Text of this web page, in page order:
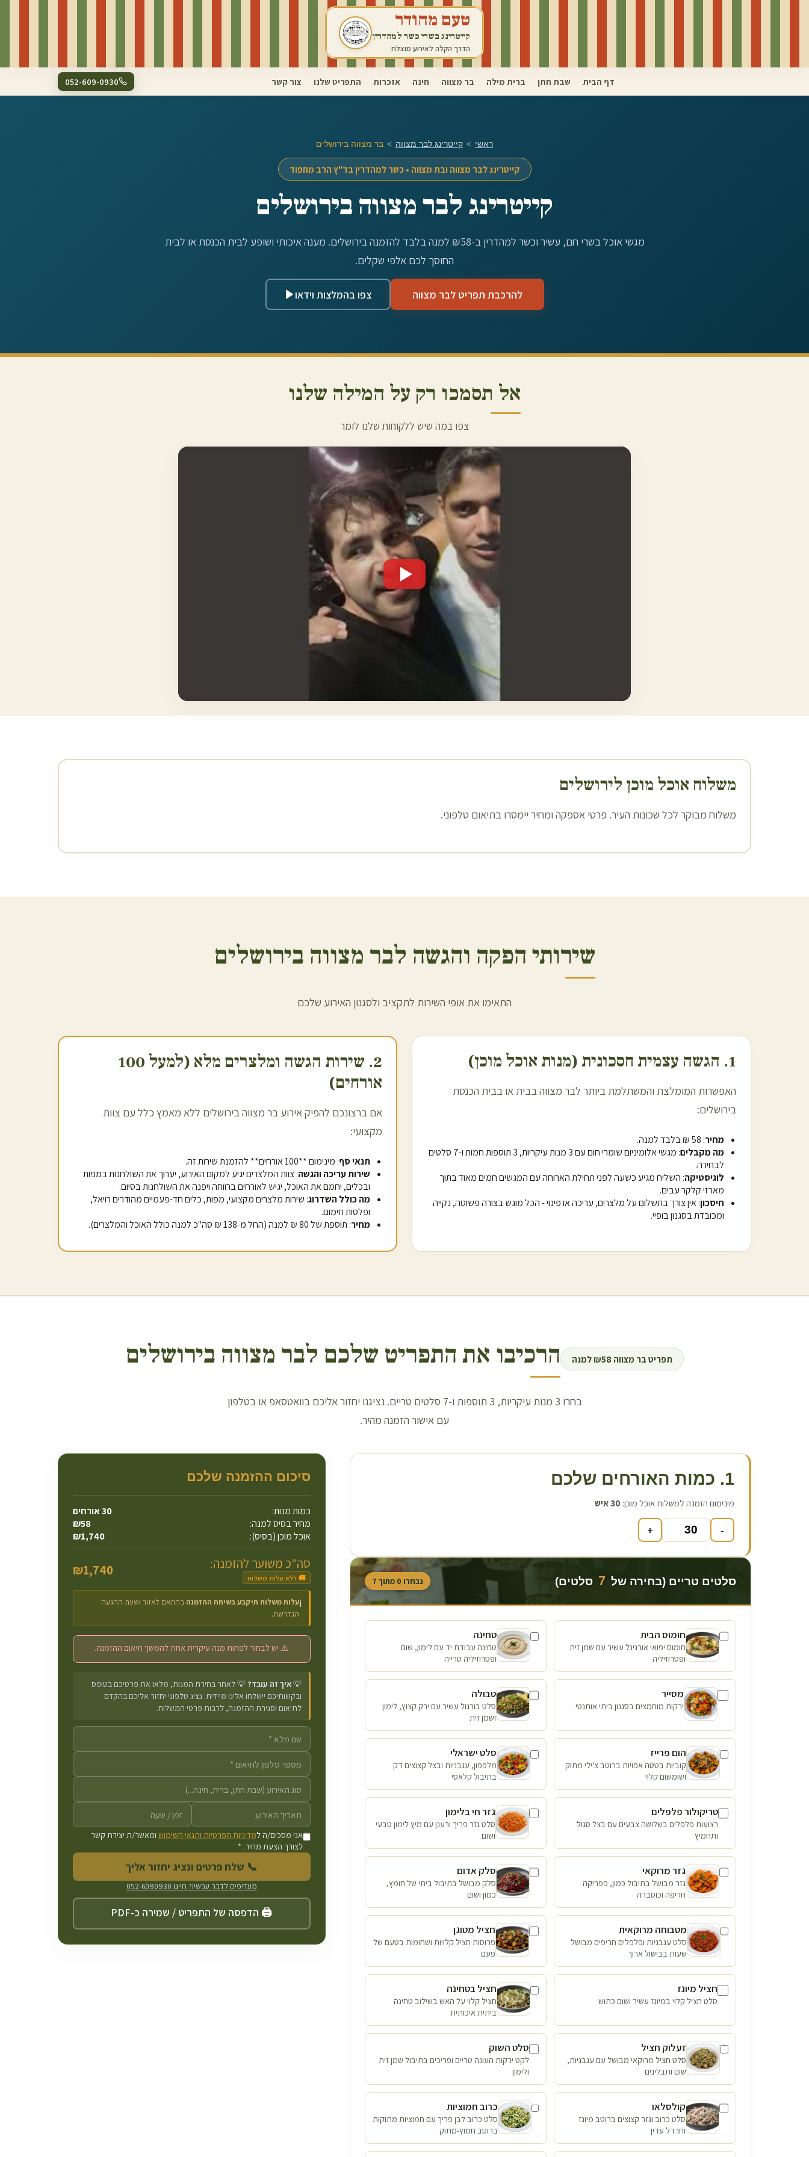
טעם מהודר
קייטרינג בשרי כשר למהדרין
הדרך הקלה לאירוע מוצלח
דף הבית שבת חתן ברית מילה בר מצווה חינה אזכרות התפריט שלנו צור קשר 052-609-0930
ראשי > קייטרינג לבר מצווה > בר מצווה בירושלים
קייטרינג לבר מצווה ובת מצווה • כשר למהדרין בד"ץ הרב מחפוד
קייטרינג לבר מצווה בירושלים
מגשי אוכל בשרי חם, עשיר וכשר למהדרין ב-₪58 למנה בלבד להזמנה ב ירושלים. מענה איכותי ושופע לבית הכנסת או לבית
החוסך לכם אלפי שקלים.
להרכבת תפריט לבר מצווה צפו בהמלצות וידאו
אל תסמכו רק על המילה שלנו
צפו במה שיש ללקוחות שלנו לומר
משלוח אוכל מוכן לירושלים
משלוח מבוקר לכל שכונות העיר. פרטי אספקה ומחיר יימסרו בתיאום טלפוני.
שירותי הפקה והגשה לבר מצווה בירושלים
התאימו את אופי השירות לתקציב ולסגנון האירוע שלכם
1. הגשה עצמית חסכונית (מנות אוכל מוכן)
האפשרות המומלצת והמשתלמת ביותר לבר מצווה בבית או בבית הכנסת
בירושלים:
מחיר: 58 ₪ בלבד למנה.
מה מקבלים
: מגשי אלומיניום שומרי חום עם 3 מנות עיקריות, 3 תוספות חמות ו-7 סלטים
לבחירה.
לוגיסטיקה: השליח מגיע כשעה לפני תחילת הארוחה עם המגשים חמים מאוד בתוך
מארזי קלקר עבים.
חיסכון: אין צורך בתשלום על מלצרים, עריכה או פינוי - הכל מוגש בצורה פשוטה, נקייה
ומכובדת בסגנון בופיי.
2. שירות הגשה ומלצרים מלא (למעל 100
אורחים)
אם ברצונכם להפיק אירוע בר מצווה בירושלים ללא מאמץ כלל עם צוות
מקצועי:
תנאי סף: מינימום **100 אורחים** להזמנת שירות זה.
שירות עריכה והגשה: צוות המלצרים יגיע למקום האירוע, יערוך את השולחנות במפות
ובכלים, יחמם את האוכל, יגיש לאורחים ברווחה ויפנה את השולחנות בסיום.
מה כולל השדרוג: שירות מלצרים מקצועי, מפות, כלים חד-פעמיים מהודרים רויאל,
ופלטות חימום.
מחיר: תוספת של 80 ₪ למנה (החל מ-138 ₪ סה"כ למנה כולל האוכל והמלצרים).
תפריט בר מצווה ₪58 למנה הרכיבו את התפריט שלכם לבר מצווה בירושלים
בחרו 3 מנות עיקריות, 3 תוספות ו-7 סלטים טריים. נציגנו יחזור אליכם בוואטסאפ או בטלפון
עם אישור הזמנה מהיר.
1. כמות האורחים שלכם
מינימום הזמנה למשלוח אוכל מוכן: 30איש
-
+
סלטים טריים (בחירה של 7 סלטים) נבחרו 0 מתוך 7
חומוס הבית
חומוס יפואי אורגינל עשיר עם שמן זית
ופטרוזיליה
טחינה
טחינה עבודת יד עם לימון, שום
ופטרוזיליה טרייה
מסייר
ירקות מוחמצים בסגנון ביתי אותנטי
טבולה
סלט בורגול עשיר עם ירק קצוץ, לימון
ושמן זית
הום פרייז
קוביות בטטה אפויות ברוטב צ'ילי מתוק
ושומשום קלוי
סלט ישראלי
מלפפון, עגבניות ובצל קצוצים דק
בתיבול קלאסי
טריקולור פלפלים
רצועות פלפלים בשלושה צבעים עם בצל סגול
ותחמיץ
גזר חי בלימון
סלט גזר פריך ורענן עם מיץ לימון טבעי
ושום
גזר מרוקאי
גזר מבושל בתיבול כמון, פפריקה
חריפה וכוסברה
סלק אדום
סלק מבושל בתיבול ביתי של חומץ,
כמון ושום
מטבוחה מרוקאית
סלט עגבניות ופלפלים חריפים מבושל
שעות בבישול ארוך
חציל מטוגן
פרוסות חציל קלויות ושחומות בטעם של
פעם
חציל מיונז
סלט חציל קלוי במיונז עשיר ושום כתוש
חציל בטחינה
חציל קלוי על האש בשילוב טחינה
ביתית איכותית
זעלוק חציל
סלט חציל מרוקאי מבושל עם עגבניות,
שום ותבלינים
סלט השוק
לקט ירקות העונה טריים ופריכים בתיבול שמן זית
ולימון
קולסלאו
סלט כרוב וגזר קצוצים ברוטב מיונז
וחרדל עדין
כרוב חמוציות
סלט כרוב לבן פריך עם חמוציות מתוקות
ברוטב חמוץ-מתוק
סיכום ההזמנה שלכם
כמות מנות: 30אורחים
מחיר בסיס למנה:
₪58
אוכל מוכן (בסיס):
₪1,740
סה"כ משוער להזמנה:
🚚 ללא עלות משלוח ₪1,740
ℹ️עלות משלוח תיקבע בשיחת ההזמנה בהתאם לאזור ושעת ההגעה
הנדרשת.
⚠️ יש לבחור לפחות מנה עיקרית אחת להמשך תיאום ההזמנה.
💡איך זה עובד? 💡 לאחר בחירת המנות, מלאו את פרטיכם בטופס
ובקשותיכם יישלחו אלינו מיידית. נציג טלפוני יחזור אליכם בהקדם
לתיאום וסגירת ההזמנה, לרבות פרטי המשלוח.
אני מסכים/ה למדיניות הפרטיות ותנאי השימוש ומאשר/ת יצירת קשר
לצורך הצעת מחיר. *
📞 שלח פרטים ונציג יחזור אליך
מעדיפים לדבר עכשיו? חייגו 052-6090930
🖨️ הדפסה של התפריט / שמירה כ-PDF